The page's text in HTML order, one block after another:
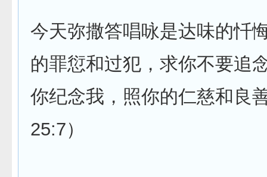
今天弥撒答唱咏是达味的忏
的罪愆和过犯，求你不要追
你纪念我，照你的仁慈和良
25:7）